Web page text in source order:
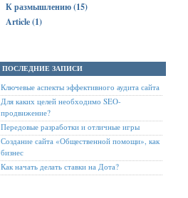
К размышлению (15)
Article (1)
ПОСЛЕДНИЕ ЗАПИСИ
Ключевые аспекты эффективного аудита сайта
Для каких целей необходимо SEO-
продвижение?
Передовые разработки и отличные игры
Создание сайта «Общественной помощи», как
бизнес
Как начать делать ставки на Дота?